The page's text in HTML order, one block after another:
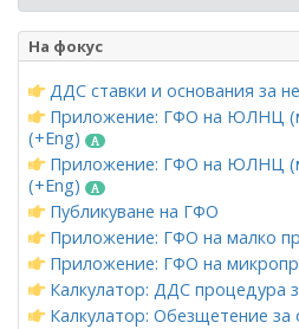
На фокус
ДДС ставки и основания за
Приложение: ГФО на ЮЛНЦ
(+Eng)
Приложение: ГФО на ЮЛНЦ
(+Eng)
Публикуване на ГФО
Приложение: ГФО на малко
Приложение: ГФО на
Калкулатор: ДДС процедура
Калкулатор: Обезщетение за